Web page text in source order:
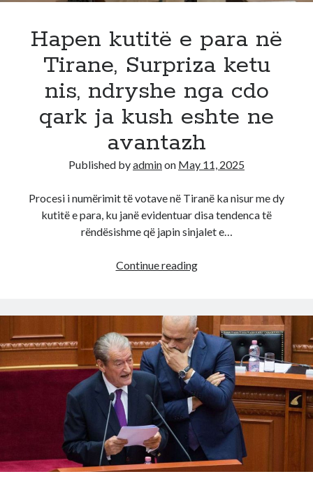
votat
Partia
Hapen kutitë e para në
Tirane, Surpriza ketu
nis, ndryshe nga cdo
qark ja kush eshte ne
avantazh
Published byadminon May 11, 2025
Procesi i numërimit të votave në Tiranë ka nisur me dy
kutitë e para, ku janë evidentuar disa tendenca të
rëndësishme që japin sinjalet e…
Continue readingHapen
para
në
Tirane,
Surpriza
ketu
nis,
ndryshe
cdo
qark